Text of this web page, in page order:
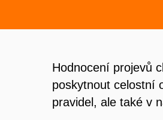
Hodnocení projevů
poskytnout celostní
pravidel, ale také v